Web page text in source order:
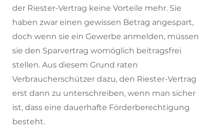
der Riester-Vertrag keine Vorteile mehr. Sie
haben zwar einen gewissen Betrag angespart,
doch wenn sie ein Gewerbe anmelden, müssen
sie den Sparvertrag womöglich beitragsfrei
stellen. Aus diesem Grund raten
Verbraucherschützer dazu, den Riester-Vertrag
erst dann zu unterschreiben, wenn man sicher
ist, dass eine dauerhafte Förderberechtigung
besteht.